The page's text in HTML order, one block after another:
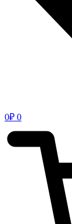
0₽ 0